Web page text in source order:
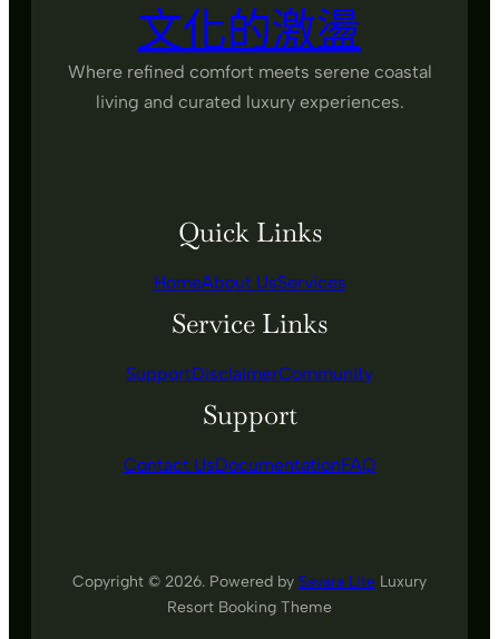
文化的激盪
Where refined comfort meets serene coastal
living and curated luxury experiences.
Quick Links
HomeAbout UsServices
Service Links
SupportDisclaimerCommunity
Support
Contact UsDocumentationFAQ
Copyright © 2026. Powered by Savara Lite Luxury
Resort Booking Theme